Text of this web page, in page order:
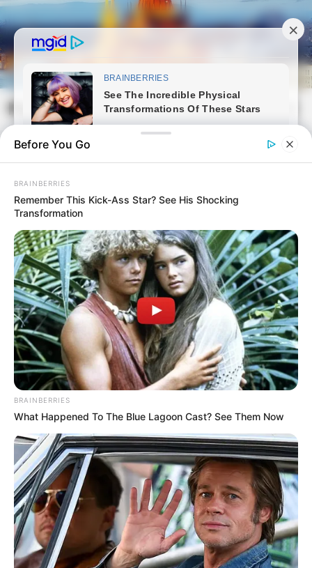
Skip
to
content
Magyarvilag.com
Open
Search
Posted
in
Friss hírek
Eljárás indul Hatvanpuszta
miatt, egy egész lavinát indíthat
el
bySzerző • May 23, 2026
Before You Go
BRAINBERRIES
Remember This Kick-Ass Star? See His Shocking
Transformation
BRAINBERRIES
What Happened To The Blue Lagoon Cast? See Them Now